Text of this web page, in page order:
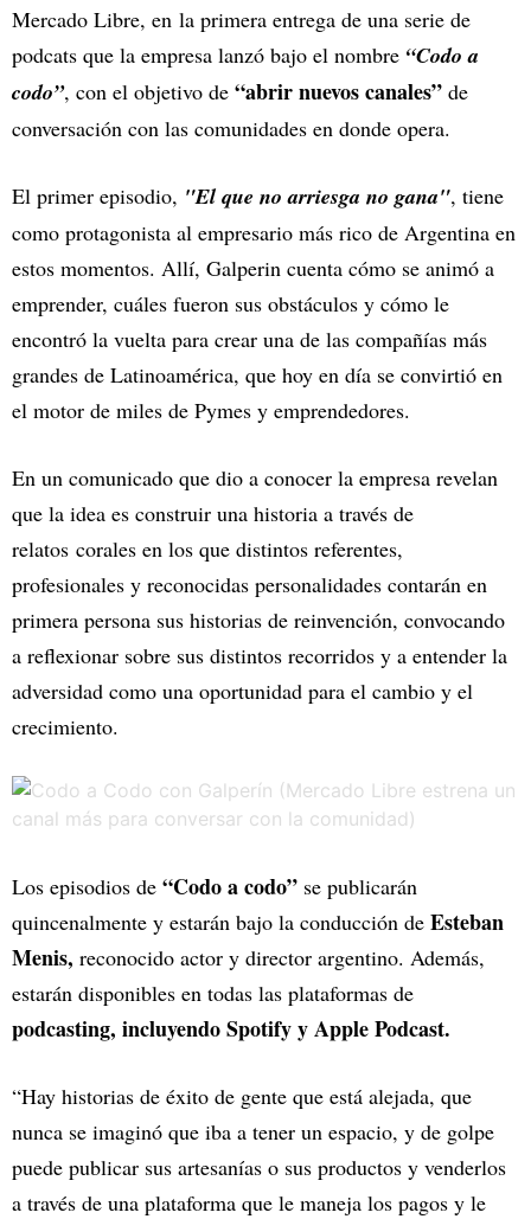
Mercado Libre, en la primera entrega de una serie de
podcats que la empresa lanzó bajo el nombre “Codo a
codo”, con el objetivo de “abrir nuevos canales” de
conversación con las comunidades en donde opera.
El primer episodio, "El que no arriesga no gana", tiene
como protagonista al empresario más rico de Argentina en
estos momentos. Allí, Galperin cuenta cómo se animó a
emprender, cuáles fueron sus obstáculos y cómo le
encontró la vuelta para crear una de las compañías más
grandes de Latinoamérica, que hoy en día se convirtió en
el motor de miles de Pymes y emprendedores.
En un comunicado que dio a conocer la empresa revelan
que la idea es construir una historia a través de
relatos corales en los que distintos referentes,
profesionales y reconocidas personalidades contarán en
primera persona sus historias de reinvención, convocando
a reflexionar sobre sus distintos recorridos y a entender la
adversidad como una oportunidad para el cambio y el
crecimiento.
Los episodios de “Codo a codo” se publicarán
quincenalmente y estarán bajo la conducción de Esteban
Menis, reconocido actor y director argentino. Además,
estarán disponibles en todas las plataformas de
podcasting, incluyendo Spotify y Apple Podcast.
“Hay historias de éxito de gente que está alejada, que
nunca se imaginó que iba a tener un espacio, y de golpe
puede publicar sus artesanías o sus productos y venderlos
a través de una plataforma que le maneja los pagos y le